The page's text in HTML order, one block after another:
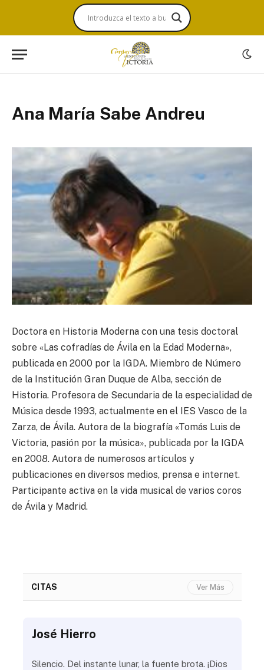
Ana María Sabe Andreu
Doctora en Historia Moderna con una tesis doctoral
sobre «Las cofradías de Ávila en la Edad Moderna»,
publicada en 2000 por la IGDA. Miembro de Número
de la Institución Gran Duque de Alba, sección de
Historia. Profesora de Secundaria de la especialidad de
Música desde 1993, actualmente en el IES Vasco de la
Zarza, de Ávila. Autora de la biografía «Tomás Luis de
Victoria, pasión por la música», publicada por la IGDA
en 2008. Autora de numerosos artículos y
publicaciones en diversos medios, prensa e internet.
Participante activa en la vida musical de varios coros
de Ávila y Madrid.
CITAS Ver Más
José Hierro
Silencio. Del instante lunar, la fuente brota. ¡Dios